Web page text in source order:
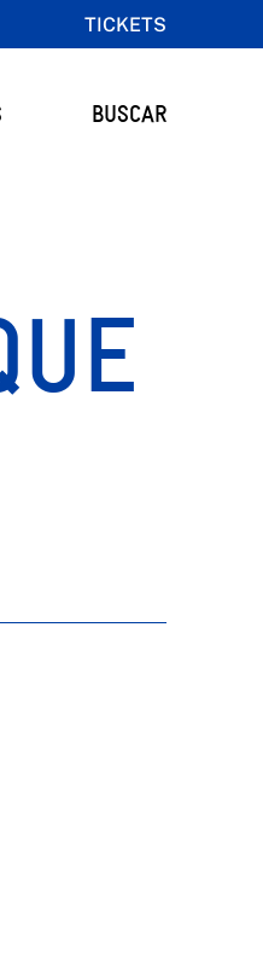
TICKETS
BUSCAR